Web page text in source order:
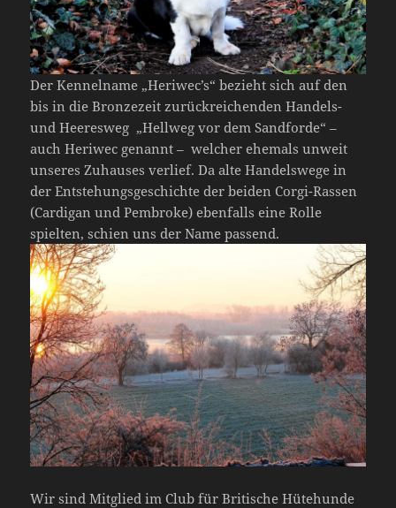
Der Kennelname „Heriwec’s“ bezieht sich auf den
bis in die Bronzezeit zurückreichenden Handels-
und Heeresweg „Hellweg vor dem Sandforde“ –
auch Heriwec genannt – welcher ehemals unweit
unseres Zuhauses verlief. Da alte Handelswege in
der Entstehungsgeschichte der beiden Corgi-Rassen
(Cardigan und Pembroke) ebenfalls eine Rolle
spielten, schien uns der Name passend.
Wir sind Mitglied im Club für Britische Hütehunde